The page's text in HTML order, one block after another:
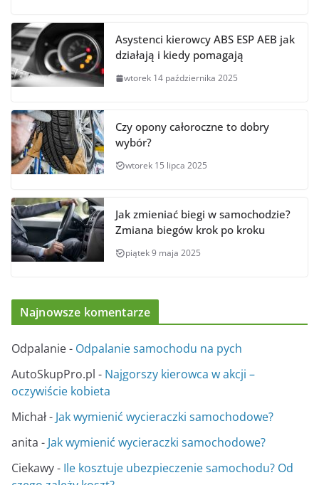
Asystenci kierowcy ABS ESP AEB jak
działają i kiedy pomagają
wtorek 14 października 2025
Czy opony całoroczne to dobry
wybór?
wtorek 15 lipca 2025
Jak zmieniać biegi w samochodzie?
Zmiana biegów krok po kroku
piątek 9 maja 2025
Najnowsze komentarze
Odpalanie- Odpalanie samochodu na pych
AutoSkupPro.pl - Najgorszy kierowca w akcji –
oczywiście kobieta
Michał- Jak wymienić wycieraczki samochodowe?
anita - Jak wymienić wycieraczki samochodowe?
Ciekawy- Ile kosztuje ubezpieczenie samochodu? Od